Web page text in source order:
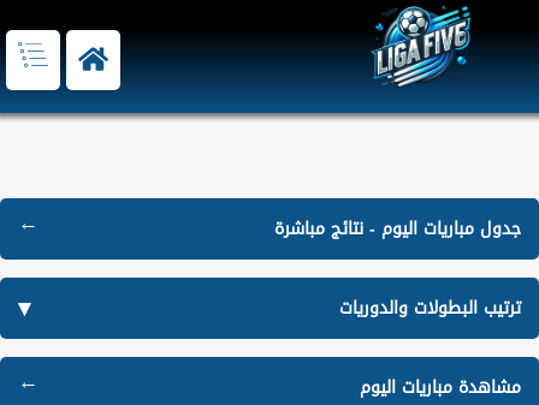
جدول مباريات اليوم - نتائج مباشرة
ترتيب البطولات والدوريات
مشاهدة مباريات اليوم